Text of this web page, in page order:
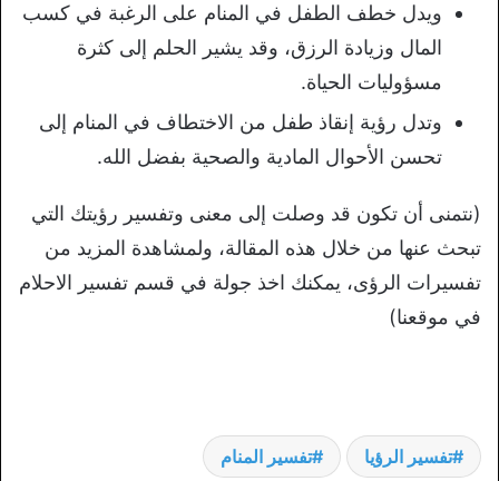
ويدل خطف الطفل في المنام على الرغبة في كسب
المال وزيادة الرزق، وقد يشير الحلم إلى كثرة
مسؤوليات الحياة.
وتدل رؤية إنقاذ طفل من الاختطاف في المنام إلى
تحسن الأحوال المادية والصحية بفضل الله.
(نتمنى أن تكون قد وصلت إلى معنى وتفسير رؤيتك التي
تبحث عنها من خلال هذه المقالة، ولمشاهدة المزيد من
تفسيرات الرؤى، يمكنك اخذ جولة في قسم تفسير الاحلام
في موقعنا)
تفسير الرؤيا تفسير المنام